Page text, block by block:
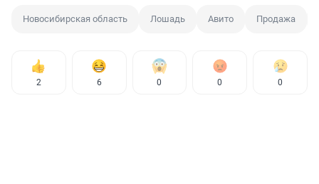
Новосибирская область Лошадь Авито Продажа
2 6 0 0 0